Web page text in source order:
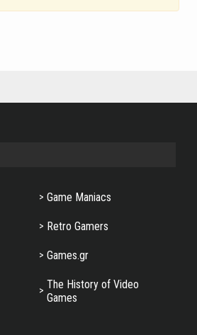
Game Maniacs
Retro Gamers
Games.gr
The History of Video
Games